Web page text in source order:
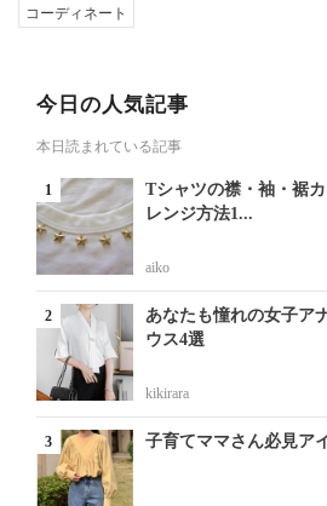
コーディネート
今日の人気記事
本日読まれている記事
Tシャツの襟・袖・裾
レンジ方法1...
aiko
あなたも憧れの女子ア
ウス4選
kikirara
子育てママさん必見ア